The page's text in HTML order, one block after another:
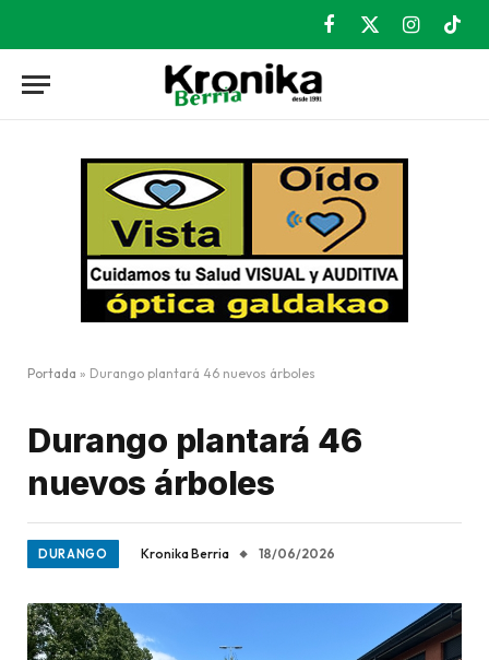
Facebook
X
Instagram
Portada » Durango plantará 46 nuevos árboles
Durango plantará 46
nuevos árboles
DURANGO Kronika Berria 18/06/2026